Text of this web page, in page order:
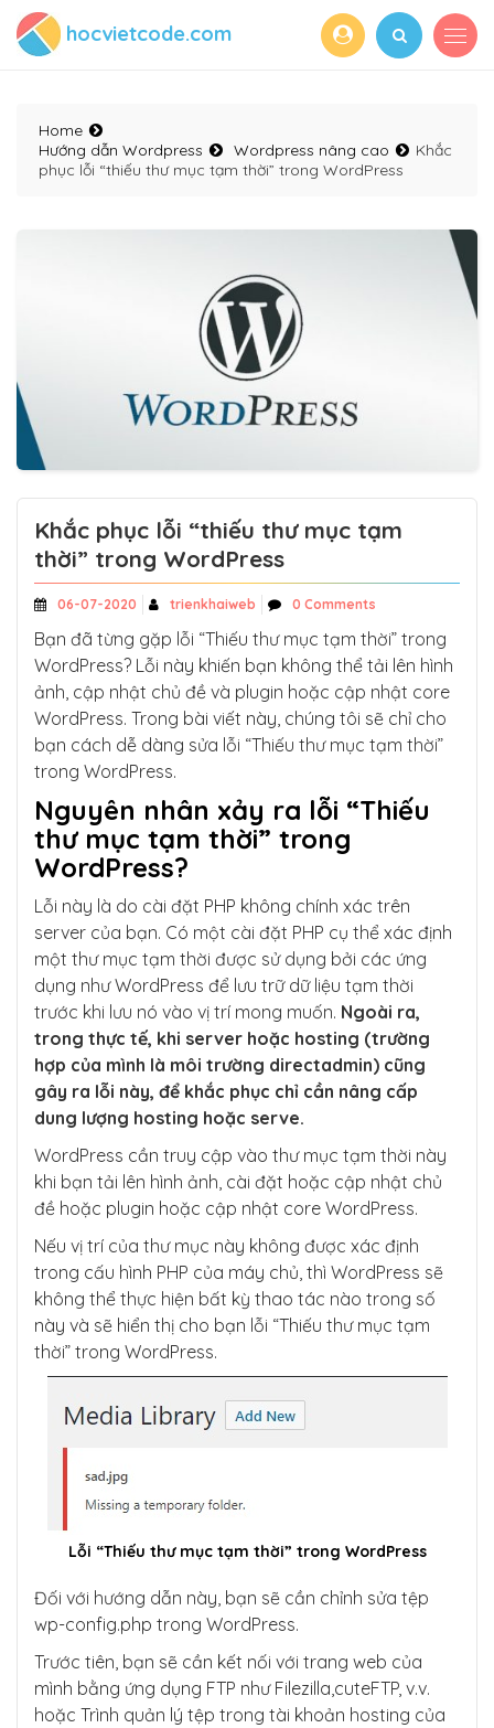
hocvietcode.com
Home
Hướng dẫn Wordpress
Wordpress nâng cao
Khắc
phục lỗi “thiếu thư mục tạm thời” trong WordPress
Khắc phục lỗi “thiếu thư mục tạm
thời” trong WordPress
06-07-2020 trienkhaiweb 0 Comments
Bạn đã từng gặp lỗi “Thiếu thư mục tạm thời” trong
WordPress? Lỗi này khiến bạn không thể tải lên hình
ảnh, cập nhật chủ đề và plugin hoặc cập nhật core
WordPress. Trong bài viết này, chúng tôi sẽ chỉ cho
bạn cách dễ dàng sửa lỗi “Thiếu thư mục tạm thời”
trong WordPress.
Nguyên nhân xảy ra lỗi “Thiếu
thư mục tạm thời” trong
WordPress?
Lỗi này là do cài đặt PHP không chính xác trên
server của bạn. Có một cài đặt PHP cụ thể xác định
một thư mục tạm thời được sử dụng bởi các ứng
dụng như WordPress để lưu trữ dữ liệu tạm thời
trước khi lưu nó vào vị trí mong muốn. Ngoài ra,
trong thực tế, khi server hoặc hosting (trường
hợp của mình là môi trường directadmin) cũng
gây ra lỗi này, để khắc phục chỉ cần nâng cấp
dung lượng hosting hoặc serve.
WordPress cần truy cập vào thư mục tạm thời này
khi bạn tải lên hình ảnh, cài đặt hoặc cập nhật chủ
đề hoặc plugin hoặc cập nhật core WordPress.
Nếu vị trí của thư mục này không được xác định
trong cấu hình PHP của máy chủ, thì WordPress sẽ
không thể thực hiện bất kỳ thao tác nào trong số
này và sẽ hiển thị cho bạn lỗi “Thiếu thư mục tạm
thời” trong WordPress.
Lỗi “Thiếu thư mục tạm thời” trong WordPress
Đối với hướng dẫn này, bạn sẽ cần chỉnh sửa tệp
wp-config.php trong WordPress.
Trước tiên, bạn sẽ cần kết nối với trang web của
mình bằng ứng dụng FTP như Filezilla,cuteFTP, v.v.
hoặc Trình quản lý tệp trong tài khoản hosting của